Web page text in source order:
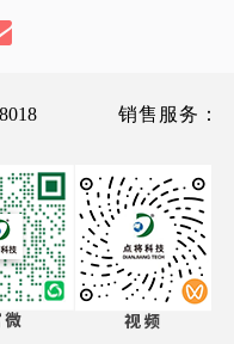
销售服务：